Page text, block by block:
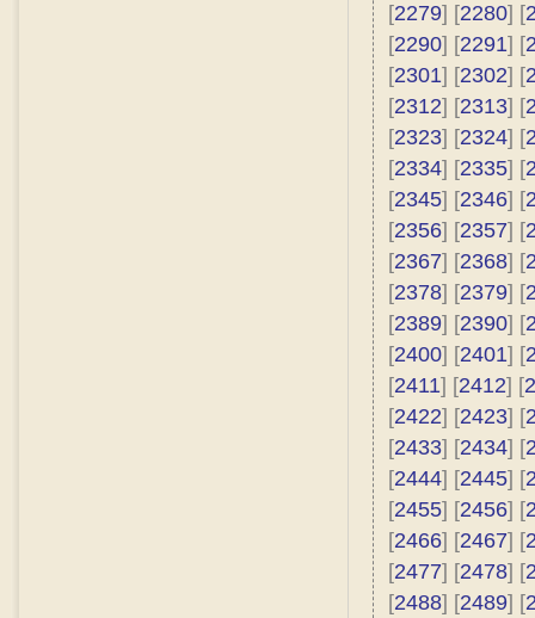
[2279] [2280] [
[2290] [2291] [
[2301] [2302] [
[2312] [2313] [
[2323] [2324] [
[2334] [2335] [
[2345] [2346] [
[2356] [2357] [
[2367] [2368] [
[2378] [2379] [
[2389] [2390] [
[2400] [2401] [
[2411] [2412] [
[2422] [2423] [
[2433] [2434] [
[2444] [2445] [
[2455] [2456] [
[2466] [2467] [
[2477] [2478] [
[2488] [2489] [